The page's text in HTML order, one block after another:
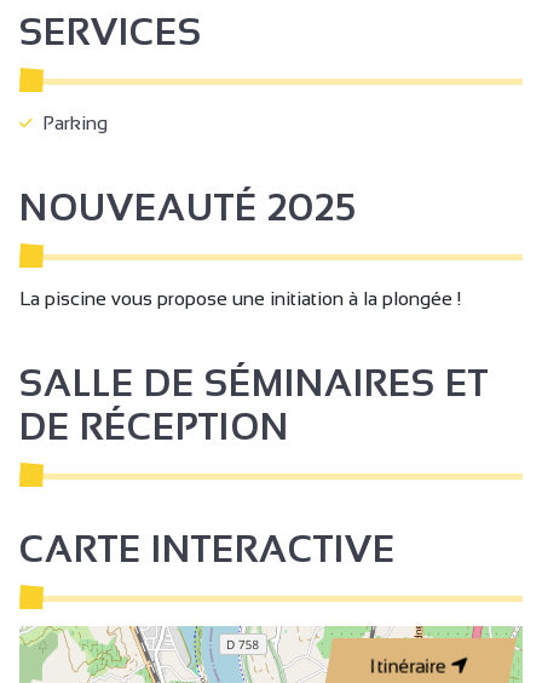
SERVICES
Parking
NOUVEAUTÉ 2025
La piscine vous propose une initiation à la plongée !
SALLE DE SÉMINAIRES ET
DE RÉCEPTION
CARTE INTERACTIVE
Itinéraire